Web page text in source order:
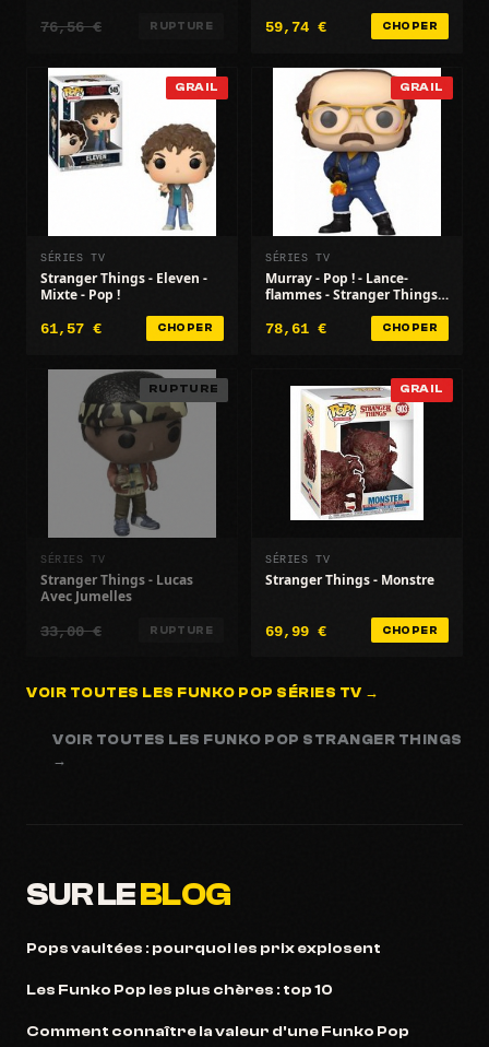
76,56 € RUPTURE 59,74 € CHOPER
GRAIL
SÉRIES TV
Stranger Things - Eleven -
Mixte - Pop !
61,57 € CHOPER
GRAIL
SÉRIES TV
Murray - Pop ! - Lance-
flammes - Stranger Things -
78,61 € CHOPER
RUPTURE
SÉRIES TV
Stranger Things - Lucas
Avec Jumelles
33,00 € RUPTURE
GRAIL
SÉRIES TV
Stranger Things - Monstre
69,99 € CHOPER
VOIR TOUTES LES FUNKO POP SÉRIES TV →
VOIR TOUTES LES FUNKO POP STRANGER THINGS
→
SUR LEBLOG
Pops vaultées : pourquoi les prix explosent
Les Funko Pop les plus chères : top 10
Comment connaître la valeur d'une Funko Pop